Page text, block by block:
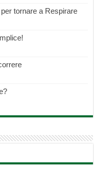
tornare a Respirare